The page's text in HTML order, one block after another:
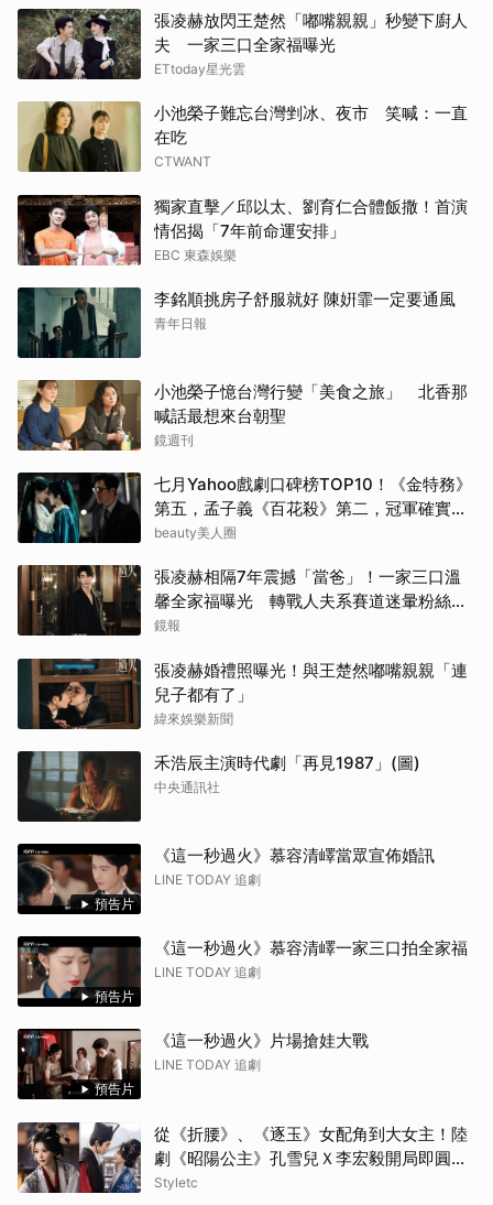
IU《
朴海
李星
其他
張凌赫放閃王楚然「嘟嘴親親」秒變下廚人
夫 一家三口全家福曝光
ETtoday星光雲
小池榮子難忘台灣剉冰、夜市 笑喊：一直
在吃
CTWANT
獨家直擊／邱以太、劉育仁合體飯撒！首演
情侶揭「7年前命運安排」
EBC 東森娛樂
李銘順挑房子舒服就好 陳姸霏一定要通風
青年日報
小池榮子憶台灣行變「美食之旅」 北香那
喊話最想來台朝聖
鏡週刊
七月Yahoo戲劇口碑榜TOP10！《金特務》
第五，孟子義《百花殺》第二，冠軍確實
紅！
beauty美人圈
張凌赫相隔7年震撼「當爸」！一家三口溫
馨全家福曝光 轉戰人夫系賽道迷暈粉絲嗨
喊：直接結婚
鏡報
張凌赫婚禮照曝光！與王楚然嘟嘴親親「連
兒子都有了」
緯來娛樂新聞
禾浩辰主演時代劇「再見1987」(圖)
中央通訊社
預告片
《這一秒過火》慕容清嶧當眾宣佈婚訊
LINE TODAY 追劇
預告片
《這一秒過火》慕容清嶧一家三口拍全家福
LINE TODAY 追劇
預告片
《這一秒過火》片場搶娃大戰
LINE TODAY 追劇
從《折腰》、《逐玉》女配角到大女主！陸
劇《昭陽公主》孔雪兒Ｘ李宏毅開局即圓
房，這場帶毒的權謀虐戀太過癮
Styletc